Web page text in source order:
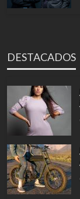
DESTACADOS